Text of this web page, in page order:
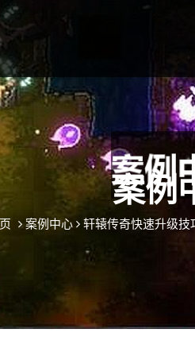
案例
案例中心 轩辕传奇快速升级技